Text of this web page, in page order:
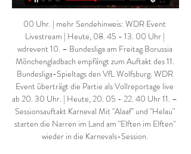
00 Uhr. | mehr Sendehinweis: WDR Event
Livestream | Heute, 08. 45 - 13. 00 Uhr |
wdrevent 10. – Bundesliga am Freitag Borussia
Mönchengladbach empfängt zum Auftakt des 11.
Bundesliga-Spieltags den VfL Wolfsburg. WDR
Event überträgt die Partie als Vollreportage live
ab 20. 30 Uhr. | Heute, 20. 05 - 22. 40 Uhr 11. –
Sessionsauftakt Karneval Mit "Alaaf" und "Helau"
starten die Narren im Land am "Elften im Elften"
wieder in die Karnevals-Session.